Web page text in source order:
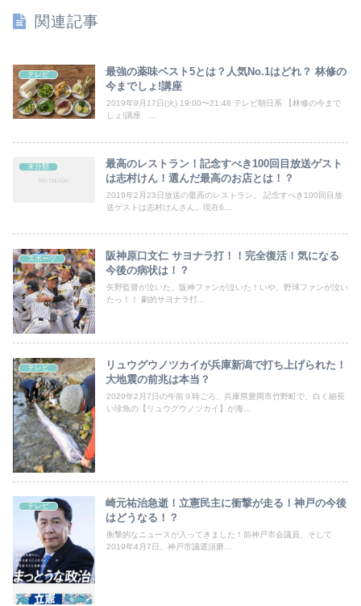
関連記事
テレビ
最強の薬味ベスト5とは？人気No.1はどれ？ 林修の
今までしょ!講座
2019年9月17日(火) 19:00〜21:48 テレビ朝日系 【林修の今まで
しょ!講座 ...
未分類
最高のレストラン！記念すべき100回目放送ゲスト
は志村けん！選んだ最高のお店とは！？
2019年2月23日放送の最高のレストラン。 記念すべき100回目放
送ゲストは志村けんさん。現在6...
スポーツ
阪神原口文仁 サヨナラ打！！完全復活！気になる
今後の病状は！？
矢野監督が泣いた。阪神ファンが泣いた！いや、野球ファンが泣い
たっ！！ 劇的サヨナラ打...
テレビ
リュウグウノツカイが兵庫新潟で打ち上げられた！
大地震の前兆は本当？
2020年2月7日の午前９時ごろ、兵庫県豊岡市竹野町で、白く細長
い珍魚の【リュウグウノツカイ】が海...
テレビ
崎元祐治急逝！立憲民主に衝撃が走る！神戸の今後
はどうなる！？
衝撃的なニュースが入ってきました！前神戸市会議員、そして
2019年4月7日、神戸市議選須磨...